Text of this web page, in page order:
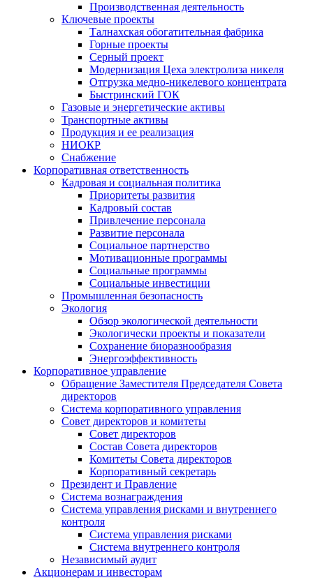
Производственная деятельность
Ключевые проекты
Талнахская обогатительная фабрика
Горные проекты
Серный проект
Модернизация Цеха электролиза никеля
Отгрузка медно-никелевого концентрата
Быстринский ГОК
Газовые и энергетические активы
Транспортные активы
Продукция и ее реализация
НИОКР
Снабжение
Корпоративная ответственность
Кадровая и социальная политика
Приоритеты развития
Кадровый состав
Привлечение персонала
Развитие персонала
Социальное партнерство
Мотивационные программы
Социальные программы
Социальные инвестиции
Промышленная безопасность
Экология
Обзор экологической деятельности
Экологически проекты и показатели
Сохранение биоразнообразия
Энергоэффективность
Корпоративное управление
Обращение Заместителя Председателя Совета
директоров
Система корпоративного управления
Совет директоров и комитеты
Совет директоров
Состав Совета директоров
Комитеты Совета директоров
Корпоративный секретарь
Президент и Правление
Система вознаграждения
Система управления рисками и внутреннего
контроля
Система управления рисками
Система внутреннего контроля
Независимый аудит
Акционерам и инвесторам